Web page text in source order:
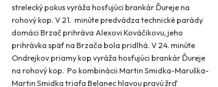
strelecký pokus vyráža hosťujúci brankár Ďureje na
rohový kop. V 21. minúte predvádza technické parády
domáci Brzač prihráva Alexovi Kováčikovu, jeho
prihrávka späť na Brzača bola pridlhá. V 24. minúte
Ondrejkov priamy kop vyráža hosťujúci brankár Ďureje
na rohový kop. Po kombinácii Martin Smidka-Maruška-
Martin Smidka triafa Belanec hlavou pravú žrď